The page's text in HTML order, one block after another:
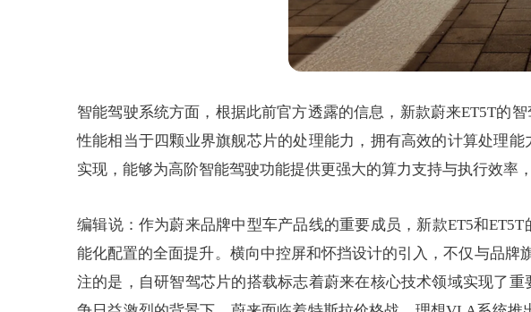
智能驾驶系统方面，根据此前官方透露的信息，新款蔚来ET5T的
性能相当于四颗业界旗舰芯片的处理能力，拥有高效的计算处理
实现，能够为高阶智能驾驶功能提供更强大的算力支持与执行效率
编辑说：作为蔚来品牌中型车产品线的重要成员，新款ET5和
能化配置的全面提升。横向中控屏和怀挡设计的引入，不仅与品
注的是，自研智驾芯片的搭载标志着蔚来在核心技术领域实现了